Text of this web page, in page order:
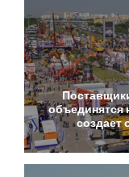
объединятся
создает